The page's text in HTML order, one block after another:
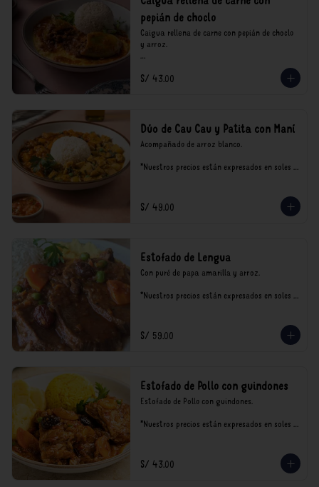
pepián de choclo
Caigua rellena de carne con pepián de choclo
y arroz.
*Nuestros precios están expresados en soles e
incluyen impuestos de ley y recargo al
S/ 43.00
Dúo de Cau Cau y Patita con Maní
Acompañado de arroz blanco.
*Nuestros precios están expresados en soles e
S/ 49.00
Estofado de Lengua
Con puré de papa amarilla y arroz.
*Nuestros precios están expresados en soles e
S/ 59.00
Estofado de Pollo con guindones
Estofado de Pollo con guindones.
*Nuestros precios están expresados en soles e
S/ 43.00